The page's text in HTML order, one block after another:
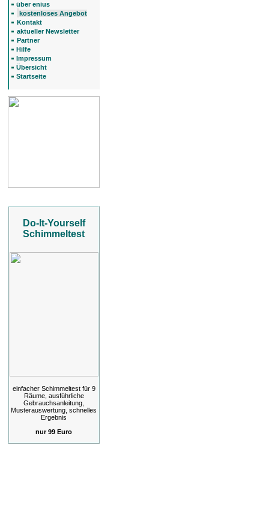
über enius
kostenloses Angebot
Kontakt
aktueller Newsletter
Partner
Hilfe
Impressum
Übersicht
Startseite
Do-It-Yourself
Schimmeltest
einfacher Schimmeltest für 9
Räume, ausführliche
Gebrauchsanleitung,
Musterauswertung, schnelles
Ergebnis
nur 99 Euro